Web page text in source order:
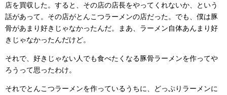
店を買収した。すると、その店の店長をやってくれないか、という
話があって。その店がとんこつラーメンの店だった。でも、僕は豚
骨があまり好きじゃなかったんだ。まあ、ラーメン自体あんまり好
きじゃなかったんだけど。
それで、好きじゃない人でも食べたくなる豚骨ラーメンを作ってや
ろうって思ったわけ。
それでとんこつラーメンを作っているうちに、どっぷりラーメンに